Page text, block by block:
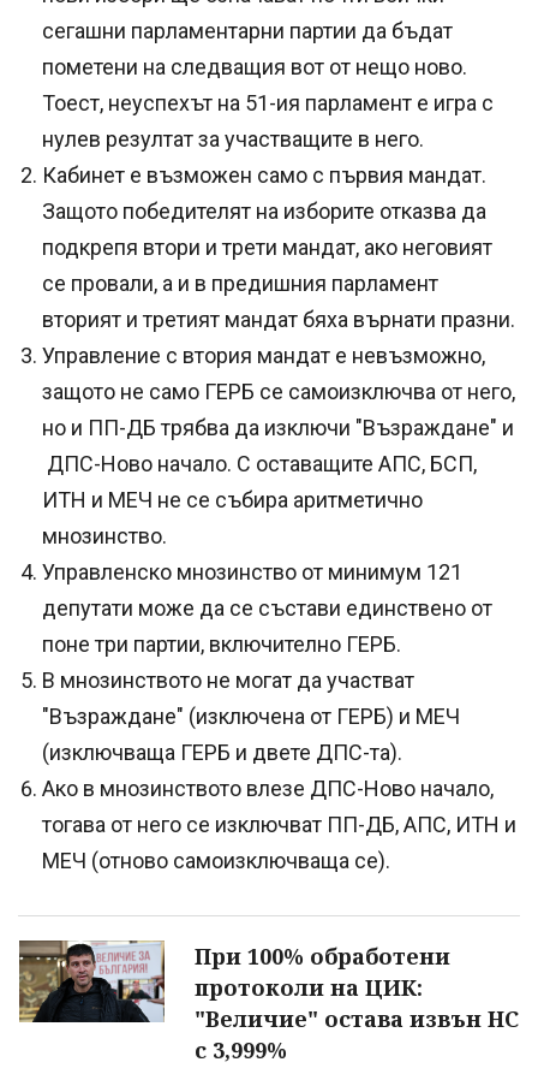
сегашни парламентарни партии да бъдат
пометени на следващия вот от нещо ново.
Тоест, неуспехът на 51-ия парламент е игра с
нулев резултат за участващите в него.
Кабинет е възможен само с първия мандат.
Защото победителят на изборите отказва да
подкрепя втори и трети мандат, ако неговият
се провали, а и в предишния парламент
вторият и третият мандат бяха върнати празни.
Управление с втория мандат е невъзможно,
защото не само ГЕРБ се самоизключва от него,
но и ПП-ДБ трябва да изключи "Възраждане" и
ДПС-Ново начало. С оставащите АПС, БСП,
ИТН и МЕЧ не се събира аритметично
мнозинство.
Управленско мнозинство от минимум 121
депутати може да се състави единствено от
поне три партии, включително ГЕРБ.
В мнозинството не могат да участват
"Възраждане" (изключена от ГЕРБ) и МЕЧ
(изключваща ГЕРБ и двете ДПС-та).
Ако в мнозинството влезе ДПС-Ново начало,
тогава от него се изключват ПП-ДБ, АПС, ИТН и
МЕЧ (отново самоизключваща се).
При 100% обработени
протоколи на ЦИК:
"Величие" остава извън НС
с 3,999%